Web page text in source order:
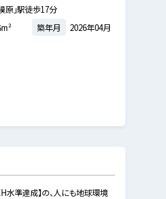
原」駅徒歩17分
築年月 2026年04月
水準達成】の、人にも地球環境